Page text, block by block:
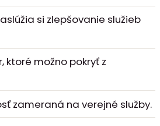
si zlepšovanie služieb
ktoré možno pokryť z
zameraná na verejné služby.